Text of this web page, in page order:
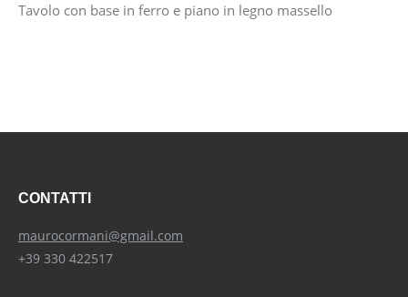
Tavolo con base in ferro e piano in legno massello
CONTATTI
maurocormani@gmail.com
+39 330 422517